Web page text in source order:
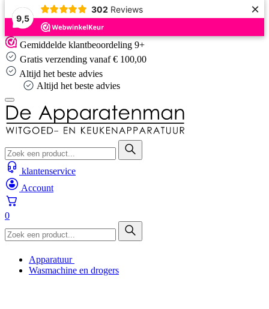
9,5
302 Reviews ×
Skip
to
content
Gemiddelde klantbeoordeling 9+
Gratis verzending vanaf € 100,00
Altijd het beste advies
Altijd het beste advies
klantenservice
Account
0
Apparatuur
Wasmachine en drogers